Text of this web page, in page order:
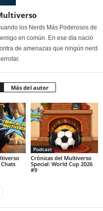
los Nerds Más Poderosos de
en común. En ese día nació
de amenazas que ningún nerd
Más del autor
Podcast
Crónicas del Multiverso
Special: World Cup 2026
#9